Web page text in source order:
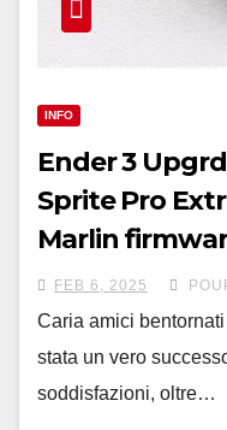
INFO
Ender 3
Sprite Pro
Marlin
FEB 6, 2025
Caria amici bentornati
stata un vero
soddisfazioni, oltre…